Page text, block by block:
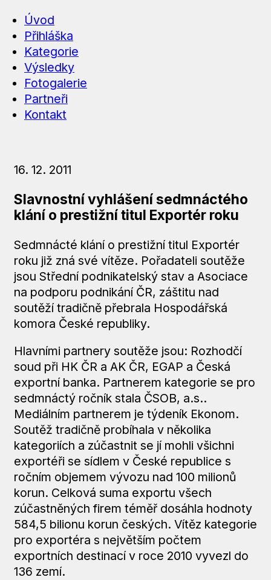
Úvod
Přihláška
Kategorie
Výsledky
Fotogalerie
Partneři
Kontakt
16. 12. 2011
Slavnostní vyhlášení sedmnáctého
klání o prestižní titul Exportér roku
Sedmnácté klání o prestižní titul Exportér
roku již zná své vítěze. Pořadateli soutěže
jsou Střední podnikatelský stav a Asociace
na podporu podnikání ČR, záštitu nad
soutěží tradičně přebrala Hospodářská
komora České republiky.
Hlavními partnery soutěže jsou: Rozhodčí
soud při HK ČR a AK ČR, EGAP a Česká
exportní banka. Partnerem kategorie se pro
sedmnáctý ročník stala ČSOB, a.s..
Mediálním partnerem je týdeník Ekonom.
Soutěž tradičně probíhala v několika
kategoriích a zúčastnit se jí mohli všichni
exportéři se sídlem v České republice s
ročním objemem vývozu nad 100 milionů
korun. Celková suma exportu všech
zúčastněných firem téměř dosáhla hodnoty
584,5 bilionu korun českých. Vítěz kategorie
pro exportéra s největším počtem
exportních destinací v roce 2010 vyvezl do
136 zemí.